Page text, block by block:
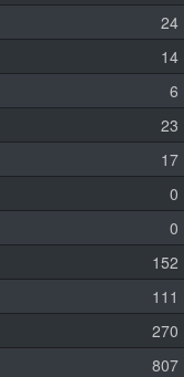
24
14
6
23
17
0
0
152
111
270
807